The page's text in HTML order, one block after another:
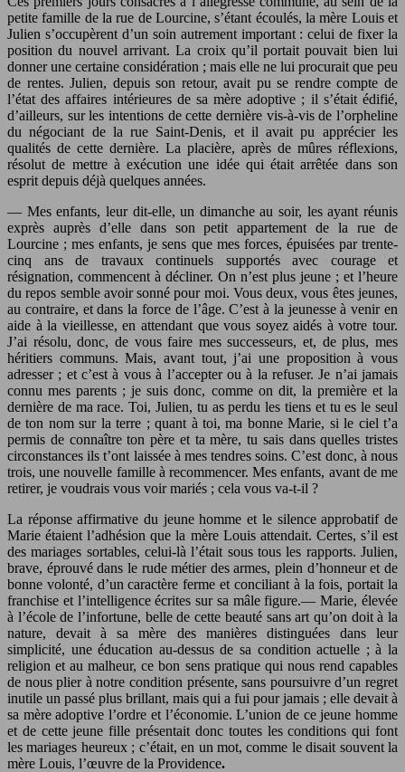
petite famille de la rue de Lourcine, s’étant écoulés, la mère Louis et
Julien s’occupèrent d’un soin autrement important : celui de fixer la
position du nouvel arrivant. La croix qu’il portait pouvait bien lui
donner une certaine considération ; mais elle ne lui procurait que peu
de rentes. Julien, depuis son retour, avait pu se rendre compte de
l’état des affaires intérieures de sa mère adoptive ; il s’était édifié,
d’ailleurs, sur les intentions de cette dernière vis-à-vis de l’orpheline
du négociant de la rue Saint-Denis, et il avait pu apprécier les
qualités de cette dernière. La placière, après de mûres réflexions,
résolut de mettre à exécution une idée qui était arrêtée dans son
esprit depuis déjà quelques années.
— Mes enfants, leur dit-elle, un dimanche au soir, les ayant réunis
exprès auprès d’elle dans son petit appartement de la rue de
Lourcine ; mes enfants, je sens que mes forces, épuisées par trente-
cinq ans de travaux continuels supportés avec courage et
résignation, commencent à décliner. On n’est plus jeune ; et l’heure
du repos semble avoir sonné pour moi. Vous deux, vous êtes jeunes,
au contraire, et dans la force de l’âge. C’est à la jeunesse à venir en
aide à la vieillesse, en attendant que vous soyez aidés à votre tour.
J’ai résolu, donc, de vous faire mes successeurs, et, de plus, mes
héritiers communs. Mais, avant tout, j’ai une proposition à vous
adresser ; et c’est à vous à l’accepter ou à la refuser. Je n’ai jamais
connu mes parents ; je suis donc, comme on dit, la première et la
dernière de ma race. Toi, Julien, tu as perdu les tiens et tu es le seul
de ton nom sur la terre ; quant à toi, ma bonne Marie, si le ciel t’a
permis de connaître ton père et ta mère, tu sais dans quelles tristes
circonstances ils t’ont laissée à mes tendres soins. C’est donc, à nous
trois, une nouvelle famille à recommencer. Mes enfants, avant de me
retirer, je voudrais vous voir mariés ; cela vous va-t-il ?
La réponse affirmative du jeune homme et le silence approbatif de
Marie étaient l’adhésion que la mère Louis attendait. Certes, s’il est
des mariages sortables, celui-là l’était sous tous les rapports. Julien,
brave, éprouvé dans le rude métier des armes, plein d’honneur et de
bonne volonté, d’un caractère ferme et conciliant à la fois, portait la
franchise et l’intelligence écrites sur sa mâle figure.— Marie, élevée
à l’école de l’infortune, belle de cette beauté sans art qu’on doit à la
nature, devait à sa mère des manières distinguées dans leur
simplicité, une éducation au-dessus de sa condition actuelle ; à la
religion et au malheur, ce bon sens pratique qui nous rend capables
de nous plier à notre condition présente, sans poursuivre d’un regret
inutile un passé plus brillant, mais qui a fui pour jamais ; elle devait à
sa mère adoptive l’ordre et l’économie. L’union de ce jeune homme
et de cette jeune fille présentait donc toutes les conditions qui font
les mariages heureux ; c’était, en un mot, comme le disait souvent la
mère Louis, l’œuvre de la Providence.